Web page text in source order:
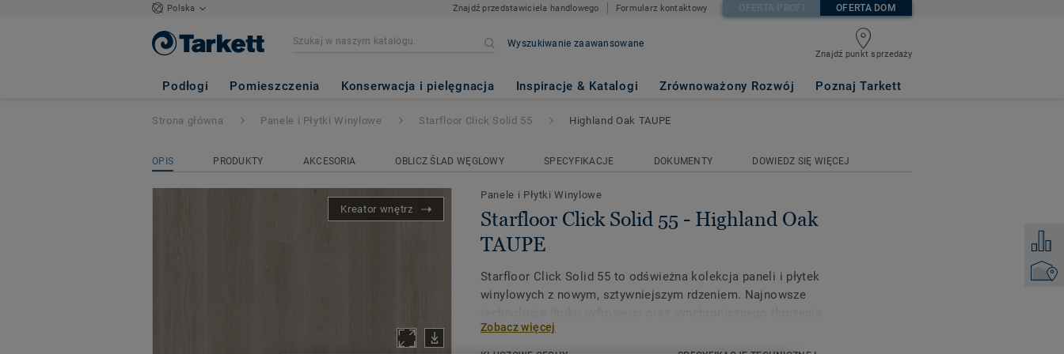
Polska Znajdź przedstawiciela handlowego Formularz kontaktowy OFERTA PROFI OFERTA DOM
Wyszukiwanie zaawansowane
Znajdź punkt sprzedaży
Podłogi Pomieszczenia Konserwacja i pielęgnacja Inspiracje & Katalogi Zrównoważony Rozwój Poznaj Tarkett
Starfloor Click Solid 55 - Highland Oak TAUPE
Dodaj
Strona główna Panele i Płytki Winylowe Starfloor Click Solid 55 Highland Oak TAUPE
OPIS PRODUKTY AKCESORIA OBLICZ ŚLAD WĘGLOWY SPECYFIKACJE DOKUMENTY DOWIEDZ SIĘ WIĘCEJ
Kreator wnętrz
Panele i Płytki Winylowe
Starfloor Click Solid 55 - Highland Oak
TAUPE
Starfloor Click Solid 55 to odświeżna kolekcja paneli i płytek
winylowych z nowym, sztywniejszym rdzeniem. Najnowsze
struktury (EiR) idealnie podkreślają piękno i realizm wzorów
drewna i kamienia. System click znacząco ułatwia i przyśpiesza
Zobacz więcej